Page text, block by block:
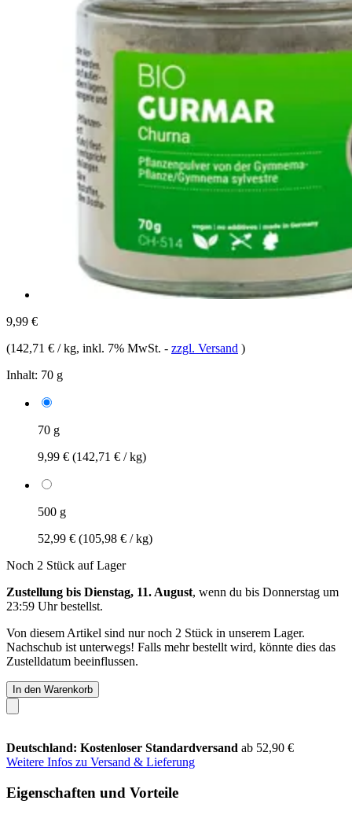
9,99 €
(142,71 € / kg, inkl. 7% MwSt. - zzgl. Versand )
Inhalt: 70 g
70 g
9,99 € (142,71 € / kg)
500 g
52,99 € (105,98 € / kg)
Noch 2 Stück auf Lager
Zustellung bis Dienstag, 11. August, wenn du bis Donnerstag um
23:59 Uhrbestellst.
Von diesem Artikel sind nur noch 2 Stück in unserem Lager.
Nachschub ist unterwegs! Falls mehr bestellt wird, könnte dies das
Zustelldatum beeinflussen.
In den Warenkorb
Deutschland: Kostenloser Standardversand ab 52,90 €
Weitere Infos zu Versand & Lieferung
Eigenschaften und Vorteile